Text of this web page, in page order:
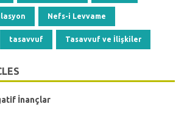
Nefs-i Levvame
tasavvuf Tasavvuf ve İlişkiler
İnançlar